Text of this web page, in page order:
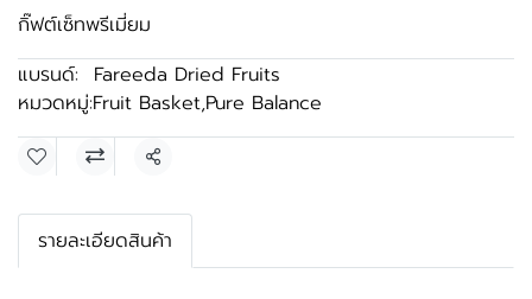
กิ๊ฟต์เซ็ทพรีเมี่ยม
แบรนด์:
Fareeda Dried Fruits
หมวดหมู่:Fruit Basket,Pure Balance
แชร์
รายละเอียดสินค้า